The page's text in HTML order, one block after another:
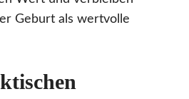
Geburt als wertvolle